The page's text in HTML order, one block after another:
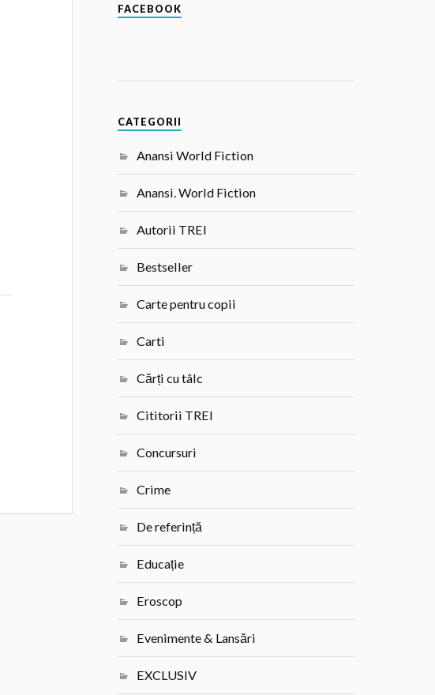
FACEBOOK
CATEGORII
Anansi World Fiction
Anansi. World Fiction
Autorii TREI
Bestseller
Carte pentru copii
Carti
Cărți cu tâlc
Cititorii TREI
Concursuri
Crime
De referință
Educație
Eroscop
Evenimente & Lansări
EXCLUSIV